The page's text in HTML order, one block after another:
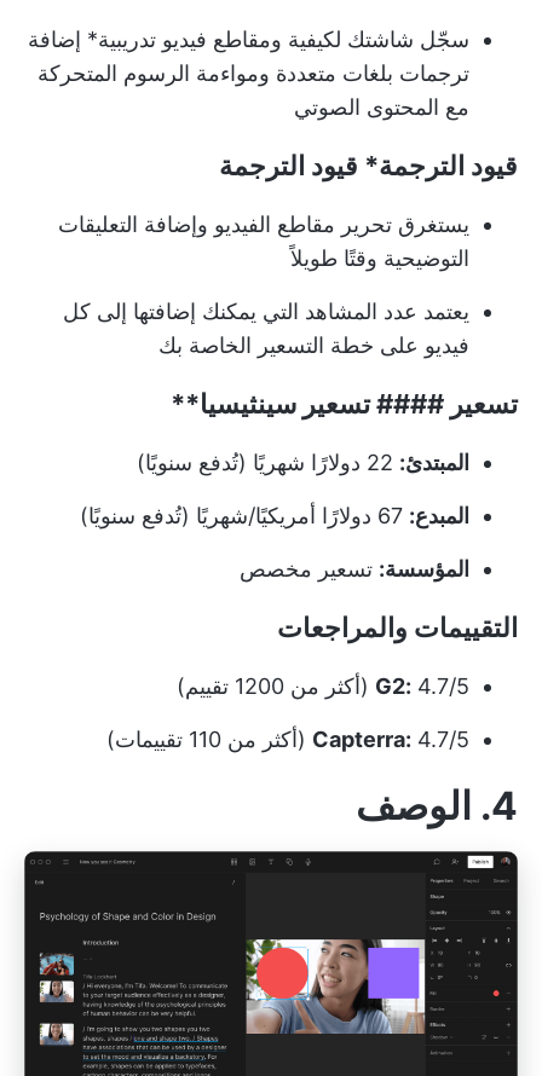
سجّل شاشتك لكيفية ومقاطع فيديو تدريبية* إضافة
ترجمات بلغات متعددة ومواءمة الرسوم المتحركة
مع المحتوى الصوتي
قيود الترجمة* قيود الترجمة
يستغرق تحرير مقاطع الفيديو وإضافة التعليقات
التوضيحية وقتًا طويلاً
يعتمد عدد المشاهد التي يمكنك إضافتها إلى كل
فيديو على خطة التسعير الخاصة بك
تسعير ####تسعير سينثيسيا**
المبتدئ:
المبدع:
المؤسسة: تسعير مخصص
التقييمات والمراجعات
G2: 4.7/5 (أكثر من 1200 تقييم)
Capterra: 4.7/5 (أكثر من 110 تقييمات)
4. الوصف